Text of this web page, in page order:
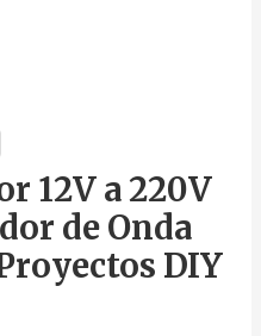
12V a 220V
de Onda
DIY